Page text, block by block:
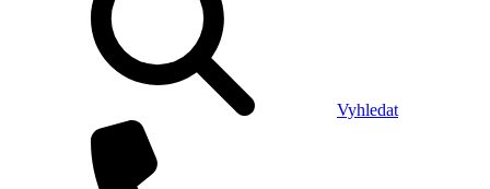
Vyhledat